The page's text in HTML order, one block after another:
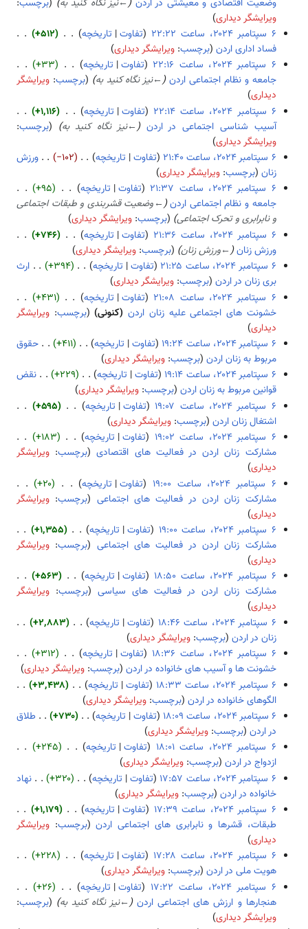
ا
ی
ش
۴
و
ی
ر
ا
ش
ا
ص
ۀ
و
ی
ر
ا
ی
ش
خ
ل
ا
ص
ۀ
و
ی
ر
ی
ش
و
ن
خ
ل
ا
ص
ۀ
و
ی
ر
ا
ی
ش
وضعيت اقتصادی و معيشتی در اردن ←نیز نگاه کنید به برچسب:
ویرایشگر دیداری
تفاوت تاریخچه
+۵۱۲
فساد اداری اردن
ب
د
و
ن
خ
ل
ا
ص
ۀ
و
ی
ر
ی
برچسب:ویرایشگر دیداری
تفاوت تاریخچه
+۳۳
جامعه و نظام اجتماعی اردن ←نیز نگاه کنید به برچسب: ویرایشگر
دیداری
تفاوت تاریخچه
+۱٬۱۱۶
آسیب شناسی اجتماعی در اردن
←نیز نگاه کنید به برچسب:
ویرایشگر دیداری
تفاوت تاریخچه −۱۰۲
ورزش
زنان
ب
د
و
ن
خ
ل
ا
ص
ۀ
و
ی
ا
ی
ش
برچسب:ویرایشگر دیداری
تفاوت تاریخچه
+۹۵
جامعه و نظام اجتماعی اردن ←وضعیت قشربندی و طبقات اجتماعی
و نابرابری و تحرک اجتماعی
برچسب:ویرایشگر دیداری
تفاوت تاریخچه
+۷۴۶
ورزش زنان ←ورزش زنان برچسب:ویرایشگر دیداری
تفاوت تاریخچه +۳۹۴
ارث
بری زنان در اردن
ب
د
و
ن
خ
ل
ا
ص
ۀ
و
ر
ا
برچسب:ویرایشگر دیداری
تفاوت تاریخچه
+۴۳۱
خشونت های اجتماعی علیه زنان اردن
ب
د
و
ن
خ
ل
ا
ص
ۀ
و
ی
ا
ی
ش
کنونی برچسب: ویرایشگر
دیداری
تفاوت تاریخچه +۴۱۱
حقوق
مربوط به زنان اردن
ب
د
و
ن
خ
ل
ا
ص
ۀ
و
ی
ا
ی
ش
برچسب:ویرایشگر دیداری
تفاوت تاریخچه +۲۲۹
نقض
قوانین مربوط به زنان اردن
ب
د
و
ن
خ
ل
ا
ص
ۀ
و
ی
ر
ا
ی
ش
برچسب:ویرایشگر دیداری
تفاوت تاریخچه
+۵۹۵
اشتغال زنان اردن
ب
د
و
ن
خ
ل
ا
ص
ۀ
و
ی
ر
ا
ی
ش
برچسب:ویرایشگر دیداری
تفاوت تاریخچه
+۱۸۳
مشارکت زنان اردن در فعالیت های اقتصادی
ب
د
و
ن
خ
ل
ا
ص
ۀ
و
ی
ر
ا
ی
ش
برچسب: ویرایشگر
دیداری
تفاوت تاریخچه
+۲۰
مشارکت زنان اردن در فعالیت های اجتماعی
ب
د
و
ن
خ
ل
ا
ص
ۀ
و
ی
ر
ا
ی
ش
برچسب: ویرایشگر
دیداری
تفاوت تاریخچه
+۱٬۳۵۵
مشارکت زنان اردن در فعالیت های اجتماعی
ب
د
و
ن
خ
ل
ا
ص
ۀ
و
ی
ر
ا
ی
ش
برچسب: ویرایشگر
دیداری
تفاوت تاریخچه
+۵۶۳
مشارکت زنان اردن در فعالیت های سیاسی
ب
د
و
ن
خ
ل
ا
ص
ۀ
و
ی
ر
ی
ش
برچسب: ویرایشگر
دیداری
تفاوت تاریخچه
+۲٬۸۸۳
زنان در اردن
ب
د
و
ن
خ
ل
ا
ص
ۀ
و
ی
ی
برچسب:ویرایشگر دیداری
تفاوت تاریخچه
+۳۱۲
خشونت ها و آسیب های خانواده در اردن
ب
د
و
ن
خ
ل
ا
ص
ۀ
و
ی
ر
ی
برچسب:ویرایشگر دیداری
تفاوت تاریخچه
+۳٬۴۳۸
الگوهای خانواده در اردن
ب
د
و
ن
خ
ل
ا
ص
ۀ
و
ی
ر
برچسب:ویرایشگر دیداری
تفاوت تاریخچه +۷۳۰
طلاق
در اردن
ب
د
و
ن
خ
ل
ا
ص
ۀ
و
ی
برچسب:ویرایشگر دیداری
تفاوت تاریخچه
+۲۴۵
ازدواج در اردن
ب
د
و
ن
خ
ل
ا
ص
ۀ
و
برچسب:ویرایشگر دیداری
تفاوت تاریخچه +۳۲۰
نهاد
خانواده در اردن
ب
د
و
ن
خ
ل
ا
ص
برچسب:ویرایشگر دیداری
تفاوت تاریخچه
+۱٬۱۷۹
طبقات، قشرها و نابرابری های اجتماعی اردن
ب
د
و
ن
خ
ل
برچسب: ویرایشگر
دیداری
تفاوت تاریخچه
+۲۲۸
هویت ملی در اردن
ب
د
و
برچسب:ویرایشگر دیداری
تفاوت تاریخچه
+۲۶
هنجارها و ارزش های اجتماعی اردن ←نیز نگاه کنید به برچسب:
ویرایشگر دیداری